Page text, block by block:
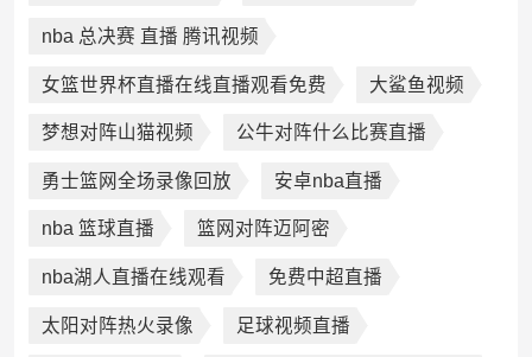
nba 总决赛 直播 腾讯视频
女篮世界杯直播在线直播观看免费 大鲨鱼视频
梦想对阵山猫视频 公牛对阵什么比赛直播
勇士篮网全场录像回放 安卓nba直播
nba 篮球直播 篮网对阵迈阿密
nba湖人直播在线观看 免费中超直播
太阳对阵热火录像 足球视频直播